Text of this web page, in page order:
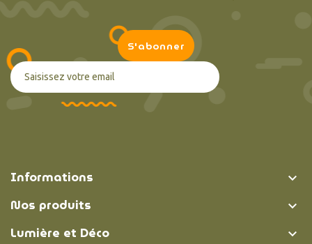
Informations 
Nos produits 
Lumière et Déco 